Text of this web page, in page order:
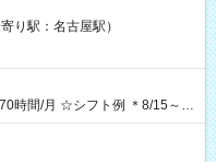
り駅：名古屋駅）
例 ＊8/15～
17：00～21：00 ＊8/31
12：00～16：00 ＊9/6～